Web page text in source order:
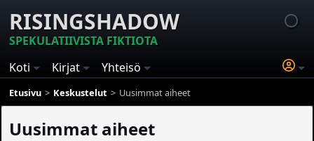
RISINGSHADOW
SPEKULATIIVISTA FIKTIOTA
Koti
Kirjat Yhteisö
Etusivu Keskustelut Uusimmat aiheet
Uusimmat aiheet